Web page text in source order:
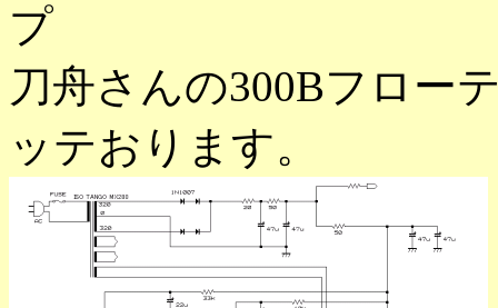
プ
刀舟さんの300Bフロー
ッテおります。